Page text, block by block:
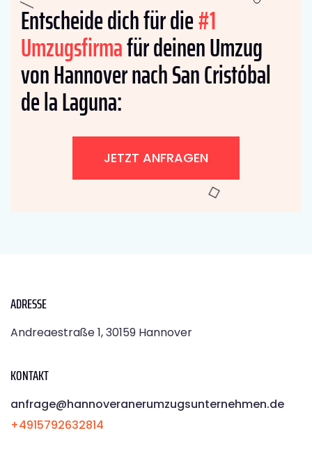
Entscheide dich für die#1
Umzugsfirmafür deinen Umzug
von Hannover nach San Cristóbal
de la Laguna:
JETZT ANFRAGEN
ADRESSE
Andreaestraße 1, 30159 Hannover
KONTAKT
anfrage@hannoveranerumzugsunternehmen.de
+4915792632814